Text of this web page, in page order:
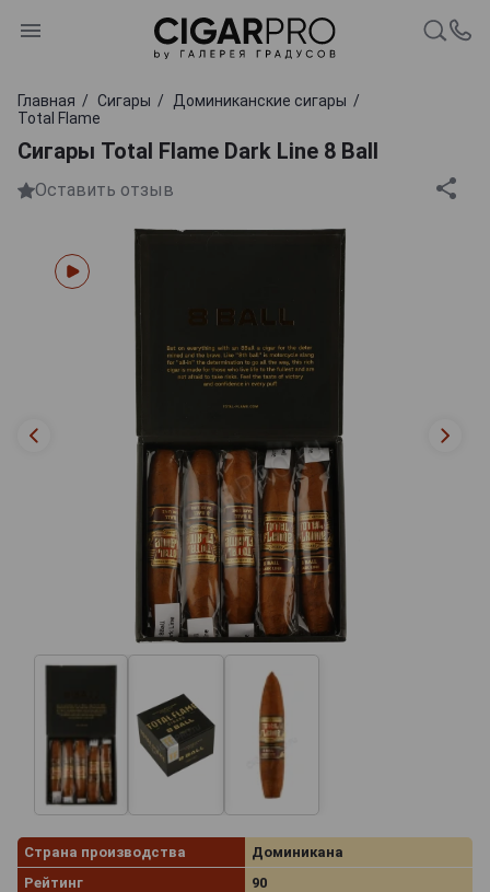
Главная Сигары
Доминиканские сигары
Total Flame
Сигары Total Flame Dark Line 8 Ball
Оставить отзыв
Страна производства
Доминикана
Рейтинг
90